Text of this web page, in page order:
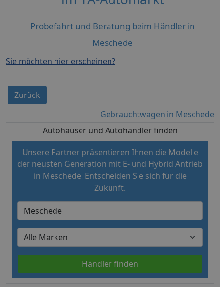
Probefahrt und Beratung beim Händler in
Meschede
Sie möchten hier erscheinen?
Zurück
Gebrauchtwagen in Meschede
Autohäuser und Autohändler finden
Unsere Partner präsentieren Ihnen die Modelle
der neusten Generation mit E- und Hybrid Antrieb
in Meschede. Entscheiden Sie sich für die
Zukunft.
Händler finden